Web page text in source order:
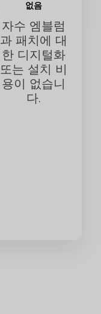
없음
자수 엠블럼
과 패치에 대
한 디지털화
또는 설치 비
용이 없습니
다.